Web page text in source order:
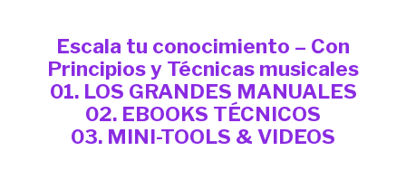
Escala tu conocimiento – Con
Principios y Técnicas musicales
01. LOS GRANDES MANUALES
02. EBOOKS TÉCNICOS
03. MINI-TOOLS & VIDEOS